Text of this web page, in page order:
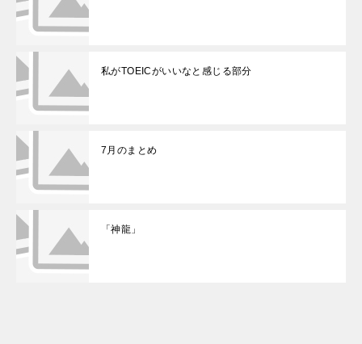
私がTOEICがいいなと感じる部分
7月のまとめ
「神龍」